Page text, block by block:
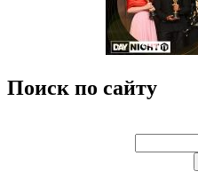
Поиск по сайту